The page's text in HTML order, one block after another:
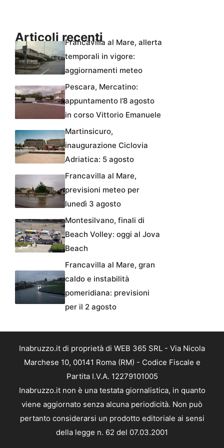
Articoli recentiFrancavilla al Mare, allerta
temporali in vigore:
aggiornamenti meteo
Pescara, Mercatino:
appuntamento l’8 agosto
in corso Vittorio Emanuele
Martinsicuro,
inaugurazione Ciclovia
Adriatica: 5 agosto
Francavilla al Mare,
previsioni meteo per
lunedì 3 agosto
Montesilvano, finali di
Beach Volley: oggi al Jova
Beach
Francavilla al Mare, gran
caldo e instabilità
pomeridiana: previsioni
per il 2 agosto
Inabruzzo.it di proprietà di WEB 365 SRL - Via Nicola
Marchese 10, 00141 Roma (RM) - Codice Fiscale e
Partita I.V.A. 12279101005
Inabruzzo.it non è una testata giornalistica, in quanto
viene aggiornato senza alcuna periodicità. Non può
pertanto considerarsi un prodotto editoriale ai sensi
della legge n. 62 del 07.03.2001